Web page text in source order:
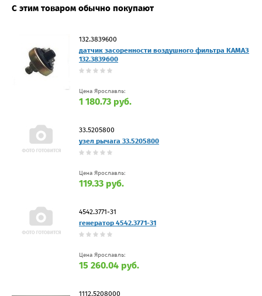
С этим товаром обычно покупают
132.3839600
датчик засоренности воздушного фильтра КАМАЗ
132.3839600
Цена Ярославль:
1 180.73 руб.
33.5205800
узел рычага 33.5205800
Цена Ярославль:
119.33 руб.
4542.3771-31
генератор 4542.3771-31
Цена Ярославль:
15 260.04 руб.
1112.5208000